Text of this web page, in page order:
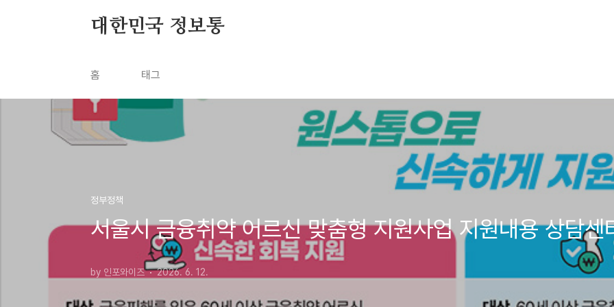
대한민국 정보통
홈 태그
정부정책
서울시 금융취약 어르신 맞춤형 지원사업 지원내용 상담센
by 인포와이즈 2026. 6. 12.